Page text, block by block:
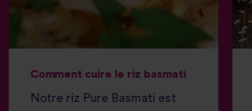
Comment cuire le riz basmati
Notre riz Pure Basmati est